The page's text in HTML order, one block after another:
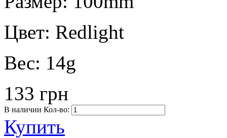
Цвет: Redlight
Вес: 14g
133 грн
В наличии Кол-во:
Купить